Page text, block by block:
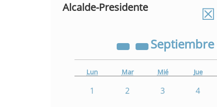
Alcalde-Presidente ☒
Septiembre
Lun Mar Mié Jue
1 2 3 4